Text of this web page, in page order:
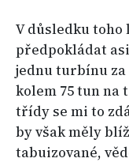
V důsledku toho
předpokládat
jednu turbínu
kolem 75 tun
třídy se mi to
by však měly
tabuizované,